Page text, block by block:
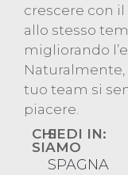
crescere con
allo stesso
migliorando
Naturalmente,
tuo team si
piacere.
CHI
SIAMO
SEDI IN:
SPAGNA